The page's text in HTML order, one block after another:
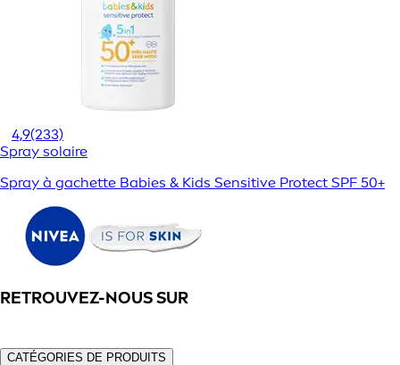
4,9(233)
Spray solaire
Spray à gachette Babies & Kids Sensitive Protect SPF 50+
RETROUVEZ-NOUS SUR
CATÉGORIES DE PRODUITS